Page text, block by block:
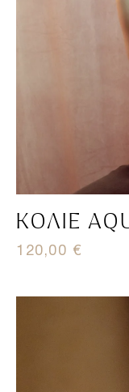
ΚΟΛΙΈ
120,00 €